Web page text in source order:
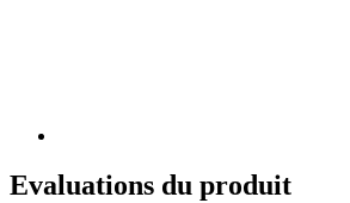
Evaluations du produit